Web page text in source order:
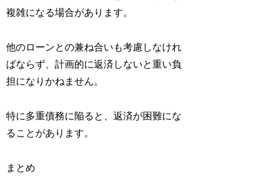
複雑になる場合があります。
他のローンとの兼ね合いも考慮しなけれ
ばならず、計画的に返済しないと重い負
担になりかねません。
特に多重債務に陥ると、返済が困難にな
ることがあります。
まとめ